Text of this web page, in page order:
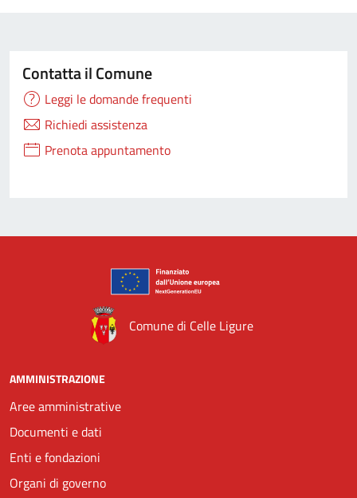
Contatta il Comune
Leggi le domande frequenti
Richiedi assistenza
Prenota appuntamento
Comune di Celle Ligure
AMMINISTRAZIONE
Aree amministrative
Documenti e dati
Enti e fondazioni
Organi di governo